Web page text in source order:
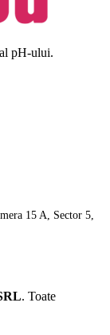
pH-ului.
15 A, Sector 5,
. Toate